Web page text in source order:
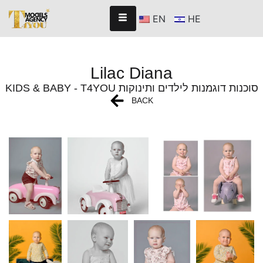
EN HE
Lilac Diana
KIDS & BABY - T4YOU סוכנות דוגמנות לילדים ותינוקות
BACK